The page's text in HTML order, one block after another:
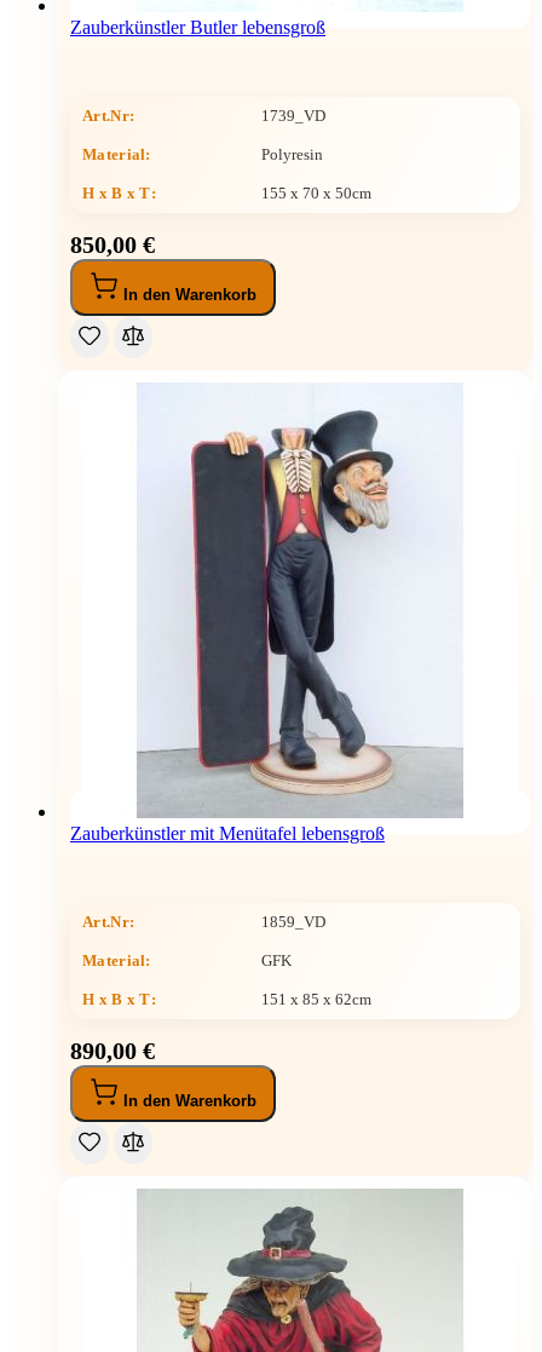
Zauberkünstler Butler lebensgroß
Art.Nr: 1739_VD
Material: Polyresin
H x B x T: 155 x 70 x 50cm
850,00 €
In den Warenkorb
Zauberkünstler mit Menütafel lebensgroß
Art.Nr: 1859_VD
Material: GFK
H x B x T: 151 x 85 x 62cm
890,00 €
In den Warenkorb